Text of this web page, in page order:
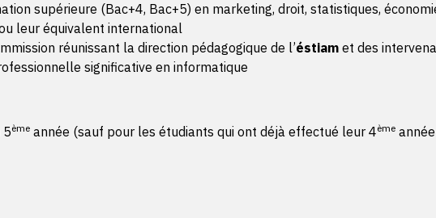
supérieure (Bac+4, Bac+5) en marketing, droit, statistiques,
leur équivalent international
réunissant la direction pédagogique de l’éstiamet des
significative en informatique
èmeannée (sauf pour les étudiants qui ont déjà effectué leur 4ème